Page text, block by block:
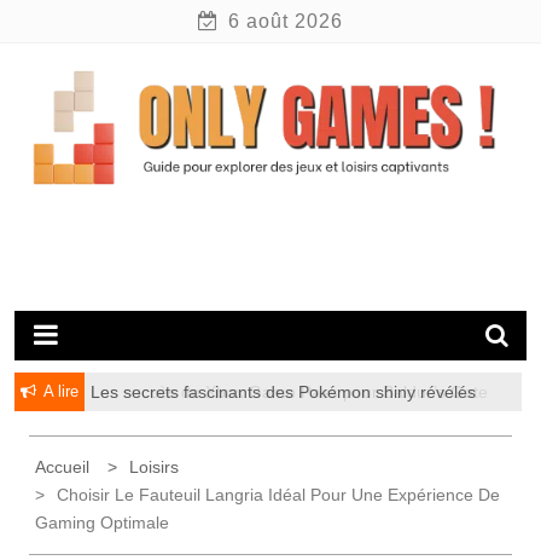
6 août 2026
A lire Les secrets fascinants des Pokémon shiny révélés
Les succès de Xbox Game Pass pour Baldur’s Gate
Accueil
Loisirs
Choisir Le Fauteuil Langria Idéal Pour Une Expérience De
Gaming Optimale